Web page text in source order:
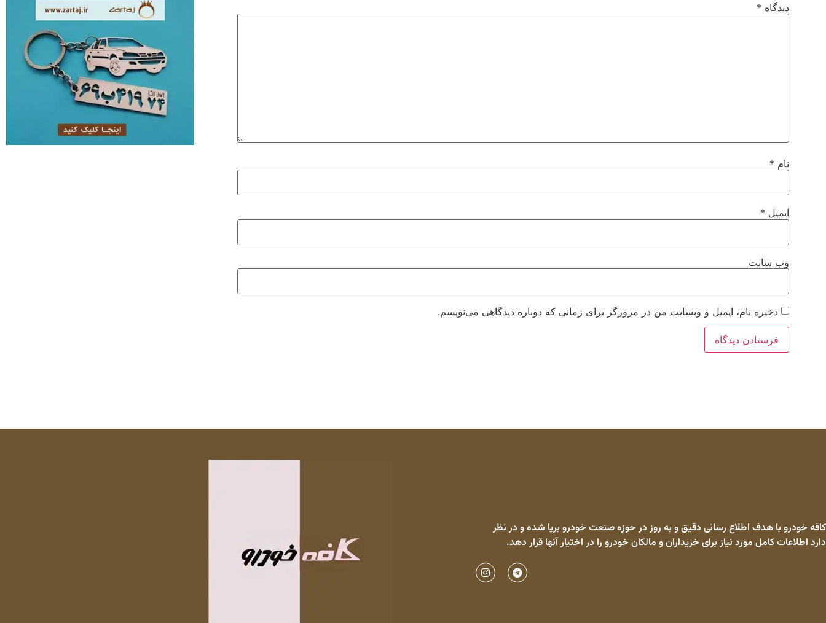
دیدگاه *
نام *
ایمیل *
وب‌ سایت
ذخیره نام، ایمیل و وبسایت من در مرورگر برای زمانی که دوباره دیدگاهی می‌نویسم.
کافه خودرو با هدف اطلاع رسانی دقیق و به روز در حوزه صنعت خودرو برپا شده و در نظر
دارد اطلاعات کامل مورد نیاز برای خریداران و مالکان خودرو را در اختیار آنها قرار دهد.